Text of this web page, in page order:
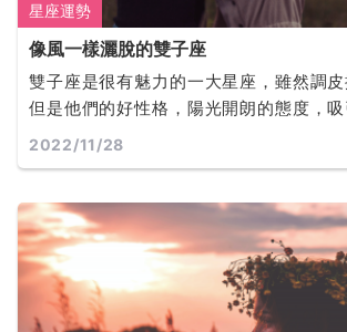
星座運勢
像風一樣灑脫的雙子座
雙子座是很有魅力的一大星座，雖然調皮
但是他們的好性格，陽光開朗的態度，吸
2022/11/28